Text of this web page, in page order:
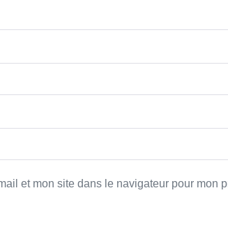
et mon site dans le navigateur pour mon